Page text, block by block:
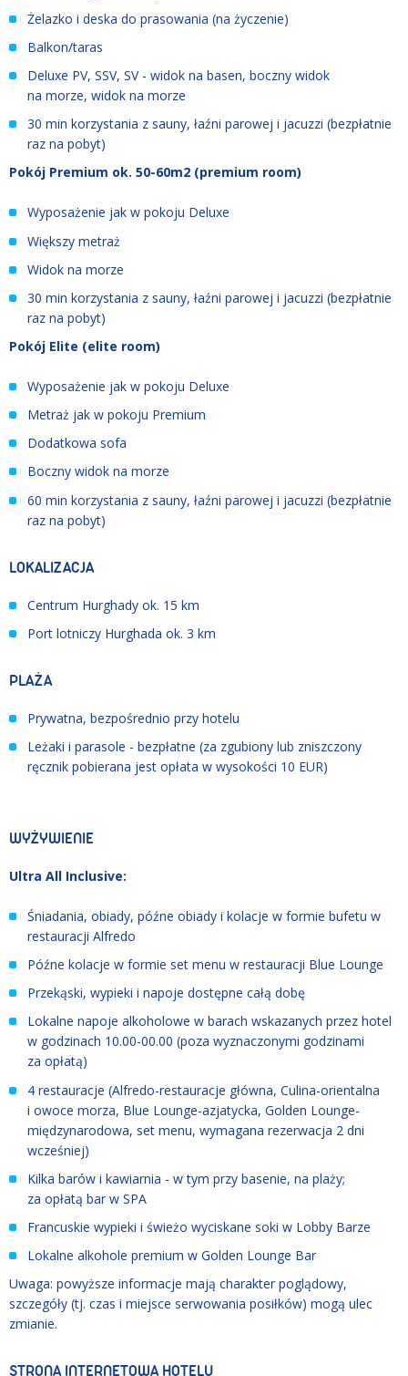
Żelazko i deska do prasowania (na życzenie)
Balkon/taras
Deluxe PV, SSV, SV - widok na basen, boczny widok
na morze, widok na morze
30 min korzystania z sauny, łaźni parowej i jacuzzi (bezpłatnie
raz na pobyt)
Pokój Premium ok. 50-60m2 (premium room)
Wyposażenie jak w pokoju Deluxe
Większy metraż
Widok na morze
30 min korzystania z sauny, łaźni parowej i jacuzzi (bezpłatnie
raz na pobyt)
Pokój Elite (elite room)
Wyposażenie jak w pokoju Deluxe
Metraż jak w pokoju Premium
Dodatkowa sofa
Boczny widok na morze
60 min korzystania z sauny, łaźni parowej i jacuzzi (bezpłatnie
raz na pobyt)
LOKALIZACJA
Centrum Hurghady ok. 15 km
Port lotniczy Hurghada ok. 3 km
PLAŻA
Prywatna, bezpośrednio przy hotelu
Leżaki i parasole - bezpłatne (za zgubiony lub zniszczony
ręcznik pobierana jest opłata w wysokości 10 EUR)
WYŻYWIENIE
Ultra All Inclusive:
Śniadania, obiady, późne obiady i kolacje w formie bufetu w
restauracji Alfredo
Późne kolacje w formie set menu w restauracji Blue Lounge
Przekąski, wypieki i napoje dostępne całą dobę
Lokalne napoje alkoholowe w barach wskazanych przez hotel
w godzinach 10.00-00.00 (poza wyznaczonymi godzinami
za opłatą)
4 restauracje (Alfredo-restauracje główna, Culina-orientalna
i owoce morza, Blue Lounge-azjatycka, Golden Lounge-
międzynarodowa, set menu, wymagana rezerwacja 2 dni
wcześniej)
Kilka barów i kawiarnia - w tym przy basenie, na plaży;
za opłatą bar w SPA
Francuskie wypieki i świeżo wyciskane soki w Lobby Barze
Lokalne alkohole premium w Golden Lounge Bar
Uwaga: powyższe informacje mają charakter poglądowy,
szczegóły (tj. czas i miejsce serwowania posiłków) mogą ulec
zmianie.
STRONA INTERNETOWA HOTELU